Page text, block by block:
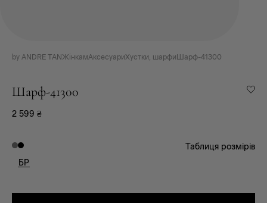
by ANDRE TAN ЖінкамАксесуариХустки, шарфи Шарф-41300
Шарф-41300
2 599 ₴
БР
Таблиця розмірів